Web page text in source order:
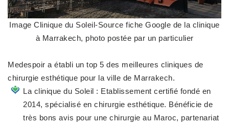
Image Clinique du Soleil-Source fiche Google de la clinique
à Marrakech, photo postée par un particulier
Medespoir a établi un top 5 des meilleures cliniques de
chirurgie esthétique pour la ville de Marrakech.
La clinique du Soleil : Etablissement certifié fondé en
2014, spécialisé en chirurgie esthétique. Bénéficie de
très bons avis pour une chirurgie au Maroc, partenariat